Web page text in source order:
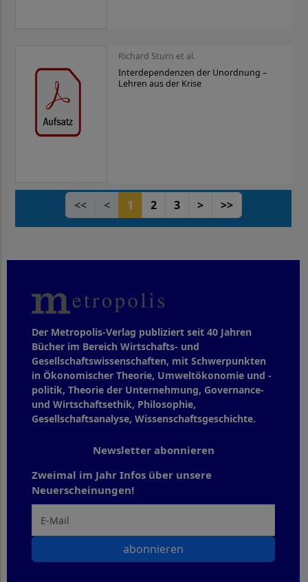
Richard Sturn et al.
Interdependenzen der Unordnung –
Lehren aus der Krise
<< < 1 2 3 > >>
Der Metropolis-Verlag publiziert seit 40 Jahren
Bücher im Bereich Wirtschafts- und
Gesellschaftswissenschaften, mit Schwerpunkten
in Ökonomischer Theorie, Umweltökonomie und -
politik, Theorie der Unternehmung, Governance-
und Wirtschaftsethik, Philosophie,
Gesellschaftsanalyse, Wissenschaftsgeschichte.
Newsletter abonnieren
Zweimal im Jahr Infos über unsere
Neuerscheinungen!
abonnieren